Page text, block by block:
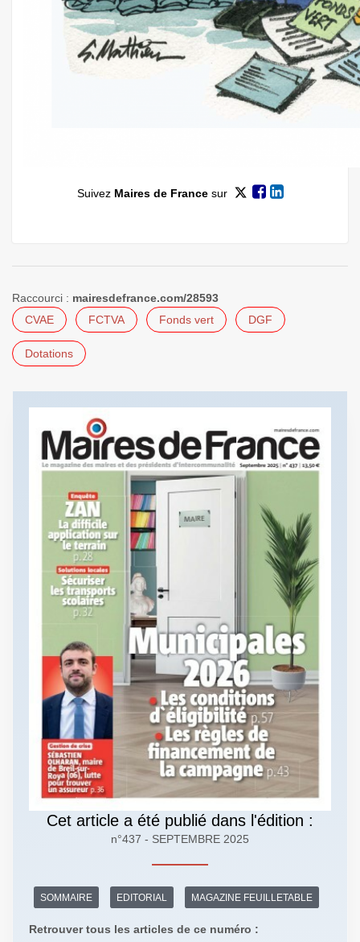
Suivez Maires de Francesur
Raccourci : mairesdefrance.com/28593
CVAE
FCTVA Fonds vert DGF
Dotations
Cet article a été publié dans l'édition :
n°437 - SEPTEMBRE 2025
SOMMAIRE EDITORIAL MAGAZINE FEUILLETABLE
Retrouver tous les articles de ce numéro :